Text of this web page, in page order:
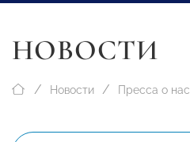
НОВОСТИ
Новости Пресса о нас